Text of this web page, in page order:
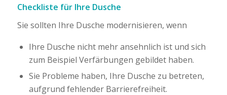
Checkliste für Ihre Dusche
Sie sollten Ihre Dusche modernisieren, wenn
Ihre Dusche nicht mehr ansehnlich ist und sich
zum Beispiel Verfärbungen gebildet haben.
Sie Probleme haben, Ihre Dusche zu betreten,
aufgrund fehlender Barrierefreiheit.